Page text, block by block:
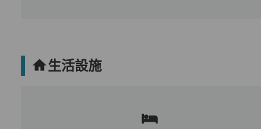
生活設施